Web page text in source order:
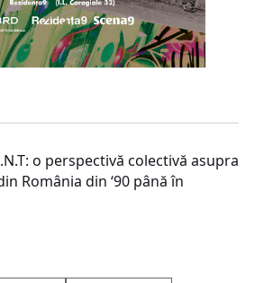
o perspectivă colectivă asupra
România din ‘90 până în